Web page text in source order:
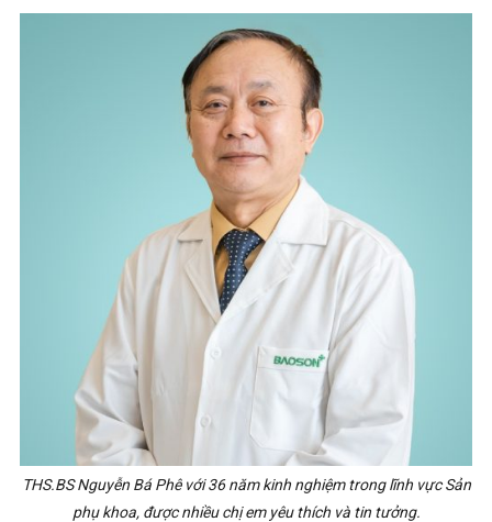
THS.BS Nguyễn Bá Phê với 36 năm kinh nghiệm trong lĩnh vực Sản
phụ khoa, được nhiều chị em yêu thích và tin tưởng.